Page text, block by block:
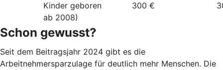
Kinder geboren
ab 2008)
300 €
Schon gewusst?
Seit dem Beitragsjahr 2024 gibt es die
Arbeitnehmersparzulage für deutlich mehr Menschen. Die